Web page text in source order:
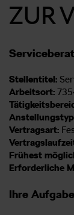
ZUR
Stellentitel:
Arbeitsort:
Vertragsart:
Frühest
Erforderliche
Ihre